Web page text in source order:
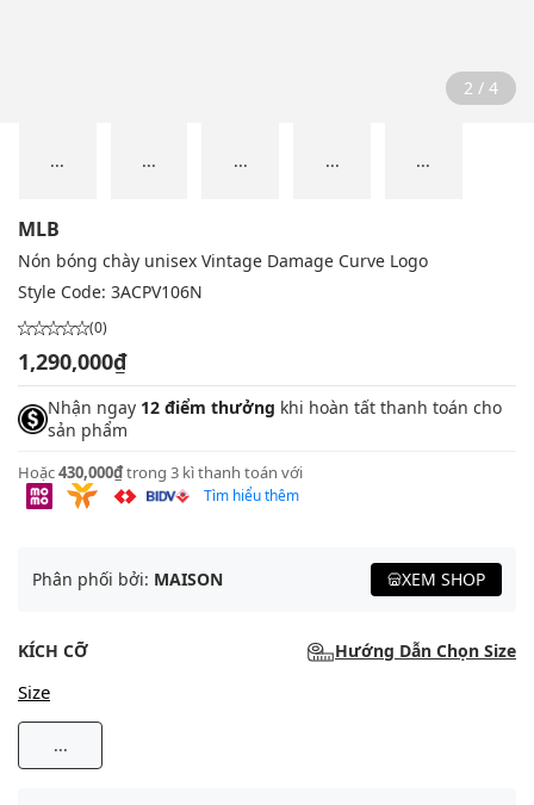
2 / 4
... ... ... ... ...
MLB
Nón bóng chày unisex Vintage Damage Curve Logo
Style Code: 3ACPV106N
(0)
1,290,000₫
Nhận ngay 12 điểm thưởng khi hoàn tất thanh toán cho
sản phẩm
Hoặc430,000₫trong 3 kì thanh toán với
Tìm hiểu thêm
Phân phối bởi: MAISON XEM SHOP
KÍCH CỠ Hướng Dẫn Chọn Size
Size
...